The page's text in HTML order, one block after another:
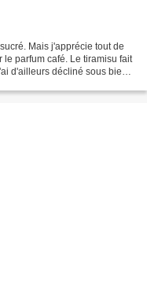
Mais j'apprécie tout de
parfum café. Le tiramisu fait
d'ailleurs décliné sous bien